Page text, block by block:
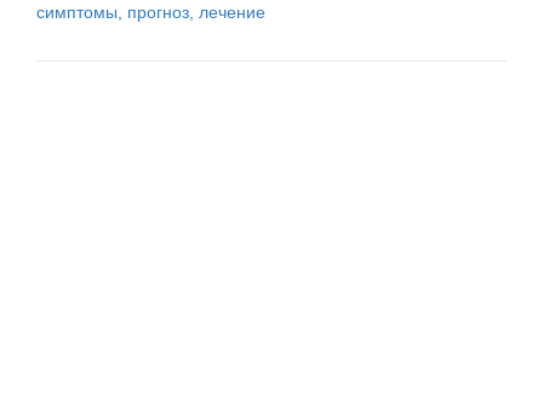
симптомы, прогноз, лечение